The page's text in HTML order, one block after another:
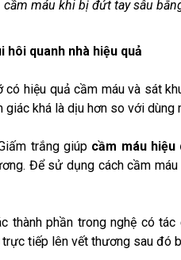
cầm máu khi bị đứt tay sâu
hôi quanh nhà hiệu quả
có hiệu quả cầm máu và sát
khá là dịu hơn so với dùng
trắng giúp cầm máu hiệu
Để sử dụng cách cầm
thành phần trong nghệ có
tiếp lên vết thương sau đó